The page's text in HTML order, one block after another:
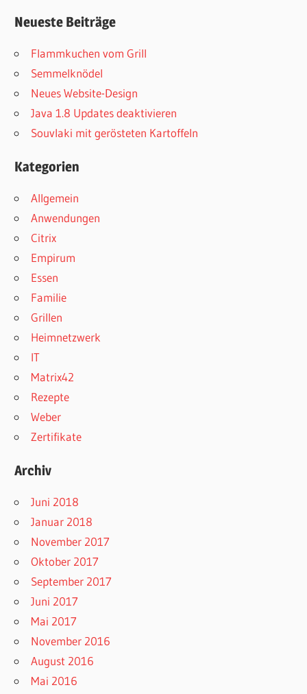
Neueste Beiträge
Flammkuchen vom Grill
Semmelknödel
Neues Website-Design
Java 1.8 Updates deaktivieren
Souvlaki mit gerösteten Kartoffeln
Kategorien
Allgemein
Anwendungen
Citrix
Empirum
Essen
Familie
Grillen
Heimnetzwerk
IT
Matrix42
Rezepte
Weber
Zertifikate
Archiv
Juni 2018
Januar 2018
November 2017
Oktober 2017
September 2017
Juni 2017
Mai 2017
November 2016
August 2016
Mai 2016